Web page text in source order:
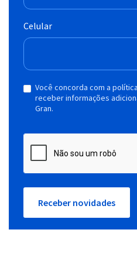
Celular
Você concorda com a
receber informações
Gran.
Receber novidades